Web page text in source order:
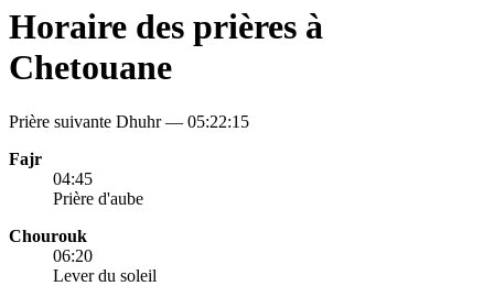
Horaire des prières à
Chetouane
Prière suivante Dhuhr — 05:22:15
Fajr
04:45
Prière d'aube
Chourouk
06:20
Lever du soleil